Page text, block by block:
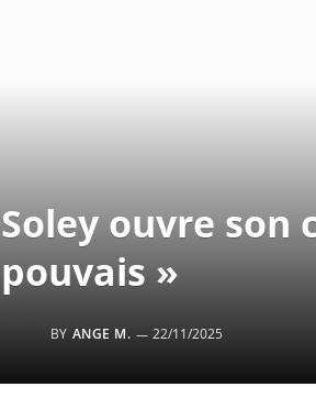
Soley ouvre son
pouvais »
BY ANGE M. 22/11/2025